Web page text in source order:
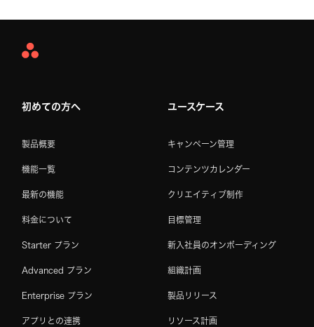
Asana
初めての方へ
製品概要
機能一覧
最新の機能
料金について
Starter プラン
Advanced プラン
Enterprise プラン
アプリとの連携
ユースケース
キャンペーン管理
コンテンツカレンダー
クリエイティブ制作
目標管理
新入社員のオンボーディング
組織計画
製品リリース
リソース計画